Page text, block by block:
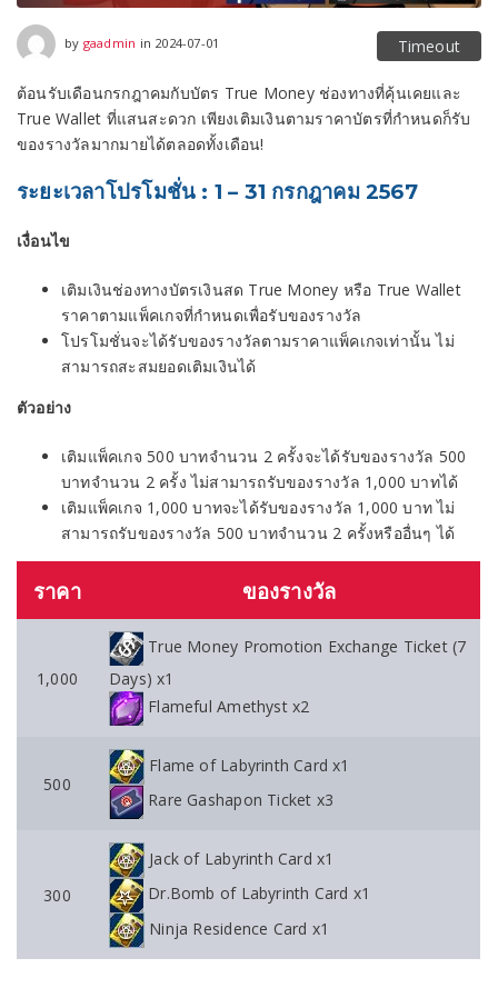
by gaadmin in 2024-07-01 Timeout
ต้อนรับเดือนกรกฎาคมกับบัตร True Money ช่องทางที่คุ้นเคยและ
True Wallet ที่แสนสะดวก เพียงเติมเงินตามราคาบัตรที่กำหนดก็รับ
ของรางวัลมากมายได้ตลอดทั้งเดือน!
ระยะเวลาโปรโมชั่น : 1 – 31 กรกฎาคม 2567
เงื่อนไข
เติมเงินช่องทางบัตรเงินสด True Money หรือ True Wallet
ราคาตามแพ็คเกจที่กำหนดเพื่อรับของรางวัล
โปรโมชั่นจะได้รับของรางวัลตามราคาแพ็คเกจเท่านั้น ไม่
สามารถสะสมยอดเติมเงินได้
ตัวอย่าง
เติมแพ็คเกจ 500 บาทจำนวน 2 ครั้งจะได้รับของรางวัล 500
บาทจำนวน 2 ครั้ง ไม่สามารถรับของรางวัล 1,000 บาทได้
เติมแพ็คเกจ 1,000 บาทจะได้รับของรางวัล 1,000 บาท ไม่
สามารถรับของรางวัล 500 บาทจำนวน 2 ครั้งหรืออื่นๆ ได้
ราคา ของรางวัล
1,000
True Money Promotion Exchange Ticket (7
Days) x1
Flameful Amethyst x2
500
Flame of Labyrinth Card x1
Rare Gashapon Ticket x3
300
Jack of Labyrinth Card x1
Dr.Bomb of Labyrinth Card x1
Ninja Residence Card x1